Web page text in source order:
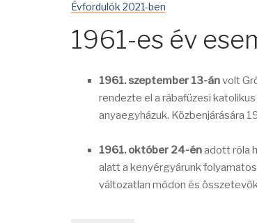
Évfordulók 2021-ben
1961-es év
1961. szeptember 13-ánvolt
rendezte el a rábafüzesi
anyaegyházuk. Közbenjárására
1961. október 24-énadott róla
alatt a kenyérgyárunk
változatlan módon és